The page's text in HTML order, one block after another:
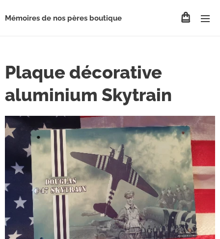
Mémoires de nos pères boutique
Plaque décorative
aluminium Skytrain